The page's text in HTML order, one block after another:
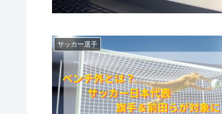
サッカー選手